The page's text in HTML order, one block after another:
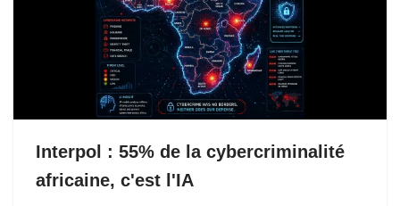
Interpol : 55% de la cybercriminalité
africaine, c'est l'IA